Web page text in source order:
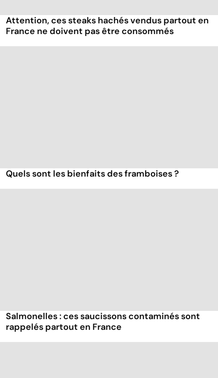
Attention, ces steaks hachés vendus partout en
France ne doivent pas être consommés
Quels sont les bienfaits des framboises ?
Salmonelles : ces saucissons contaminés sont
rappelés partout en France